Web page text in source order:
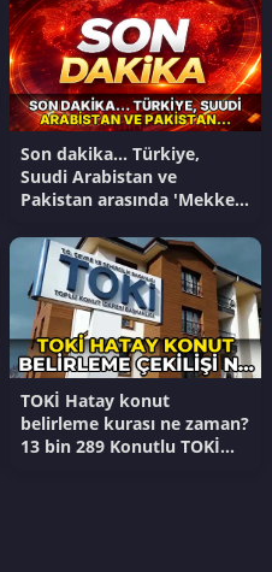
Son dakika... Türkiye,
Suudi Arabistan ve
Pakistan arasında 'Mekke
imzalandı
TOKİ Hatay konut
belirleme kurası ne zaman?
13 bin 289 Konutlu TOKİ